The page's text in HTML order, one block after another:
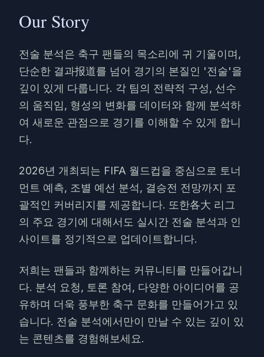
Our Story
전술 분석은 축구 팬들의 목소리에 귀 기울이며,
단순한 결과报道를 넘어 경기의 본질인 '전술'을
깊이 있게 다룹니다. 각 팀의 전략적 구성, 선수
의 움직임, 형성의 변화를 데이터와 함께 분석하
여 새로운 관점으로 경기를 이해할 수 있게 합니
다.
2026년 개최되는 FIFA 월드컵을 중심으로 토너
먼트 예측, 조별 예선 분석, 결승전 전망까지 포
괄적인 커버리지를 제공합니다. 또한各大 리그
의 주요 경기에 대해서도 실시간 전술 분석과 인
사이트를 정기적으로 업데이트합니다.
저희는 팬들과 함께하는 커뮤니티를 만들어갑니
다. 분석 요청, 토론 참여, 다양한 아이디어를 공
유하며 더욱 풍부한 축구 문화를 만들어가고 있
습니다. 전술 분석에서만이 만날 수 있는 깊이 있
는 콘텐츠를 경험해보세요.